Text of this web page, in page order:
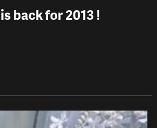
back for 2013 !